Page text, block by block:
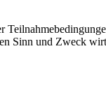
Sinn und Zweck